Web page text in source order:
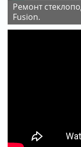
Ремонт стеклоподъёмника задней двери Ford
Fusion.